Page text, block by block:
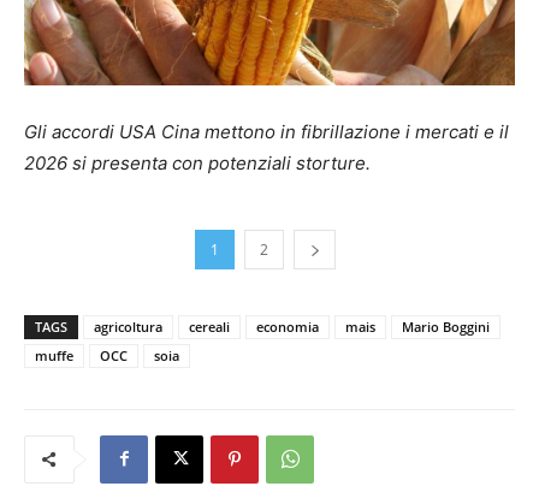
Gli accordi USA Cina mettono in fibrillazione i mercati e il
2026 si presenta con potenziali storture.
1 2
TAGS agricoltura cereali economia mais
Mario Boggini
muffe
OCC soia